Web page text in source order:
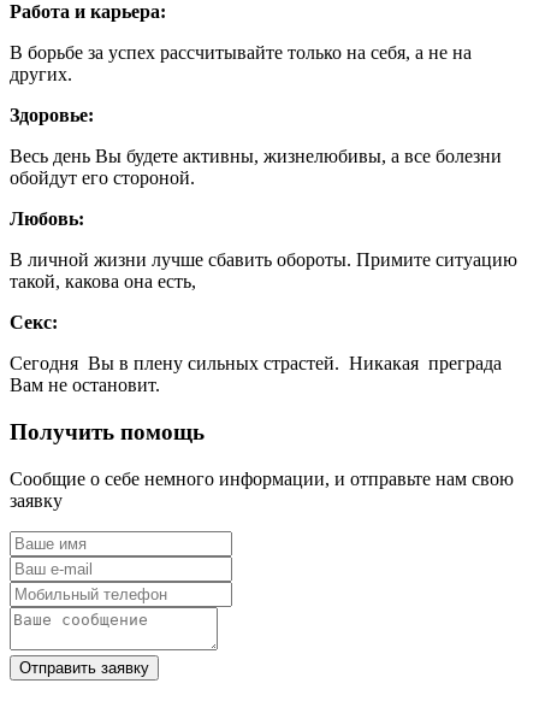
Работа и карьера:
В борьбе за успех рассчитывайте только на себя, а не на
других.
Здоровье:
Весь день Вы будете активны, жизнелюбивы, а все болезни
обойдут его стороной.
Любовь:
В личной жизни лучше сбавить обороты. Примите ситуацию
такой, какова она есть,
Секс:
Сегодня Вы в плену сильных страстей. Никакая преграда
Вам не остановит.
Получить помощь
Сообщие о себе немного информации, и отправьте нам свою
заявку
Отправить заявку